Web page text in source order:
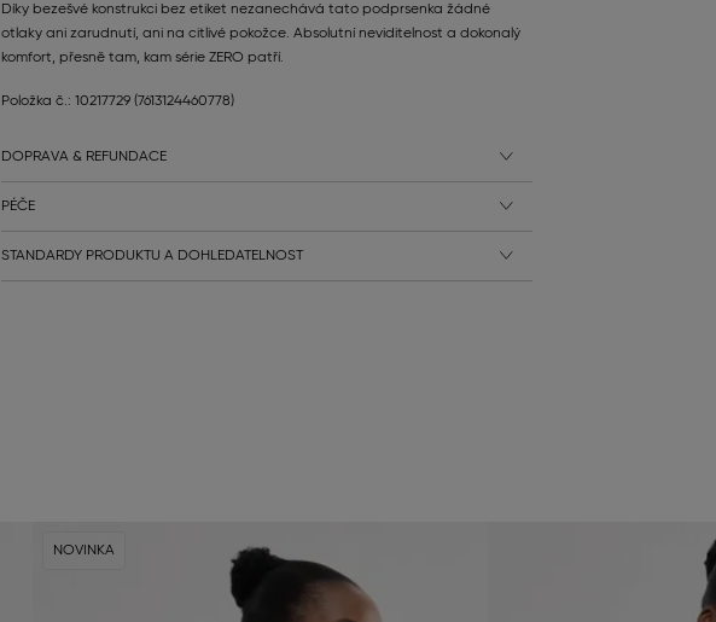
Díky bezešvé konstrukci bez etiket nezanechává tato podprsenka žádné
otlaky ani zarudnutí, ani na citlivé pokožce. Absolutní neviditelnost a dokonalý
komfort, přesně tam, kam série ZERO patří.
Položka č.: 10217729 (7613124460778)
DOPRAVA & REFUNDACE
PÉČE
STANDARDY PRODUKTU A DOHLEDATELNOST
NOVINKA